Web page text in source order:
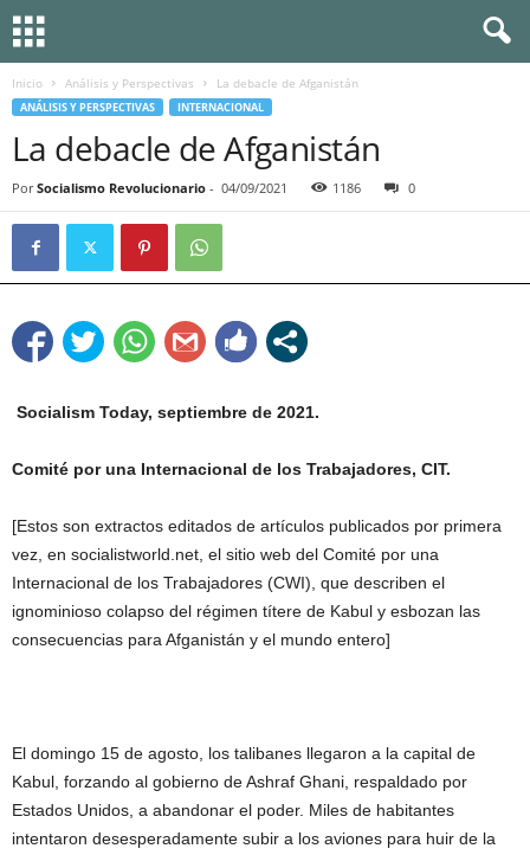
Inicio Análisis y Perspectivas La debacle de Afganistán
ANÁLISIS Y PERSPECTIVAS INTERNACIONAL
La debacle de Afganistán
Por Socialismo Revolucionario - 04/09/2021 1186 0
Socialism Today, septiembre de 2021.
Comité por una Internacional de los Trabajadores, CIT.
[Estos son extractos editados de artículos publicados por primera
vez, en socialistworld.net, el sitio web del Comité por una
Internacional de los Trabajadores (CWI), que describen el
ignominioso colapso del régimen títere de Kabul y esbozan las
consecuencias para Afganistán y el mundo entero]
El domingo 15 de agosto, los talibanes llegaron a la capital de
Kabul, forzando al gobierno de Ashraf Ghani, respaldado por
Estados Unidos, a abandonar el poder. Miles de habitantes
intentaron desesperadamente subir a los aviones para huir de la